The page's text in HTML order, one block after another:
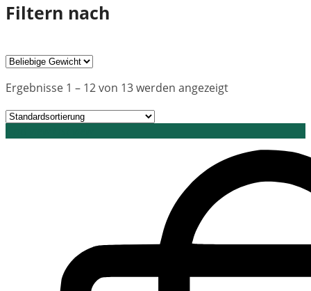
Filtern nach
Ergebnisse 1 – 12 von 13 werden angezeigt